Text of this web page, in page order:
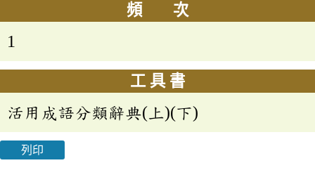
頻 次
1
工 具 書
活用成語分類辭典(上)(下)
列印